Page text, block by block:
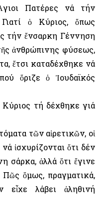
Πατέρες νά τήν
ὁ Κύριος, ὅπως
τήν ἔνσαρκη Γέννηση
ἀνθρώπινης φύσεως,
ἔτσι καταδέχθηκε νά
ὅριζε ὁ Ἰουδαϊκός
τή δέχθηκε γιά
τῶν αἱρετικῶν, οἱ
ἰσχυρίζονται ὅτι δέν
σάρκα, ἀλλά ὅτι ἔγινε
ὅμως, πραγματικά,
εἶχε λάβει ἀληθινή